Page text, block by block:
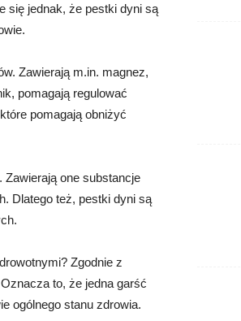
się jednak, że pestki dyni są
Zawierają m.in. magnez,
pomagają regulować
pomagają obniżyć
Zawierają one substancje
Dlatego też, pestki dyni są
Zgodnie z
to, że jedna garść
ogólnego stanu zdrowia.